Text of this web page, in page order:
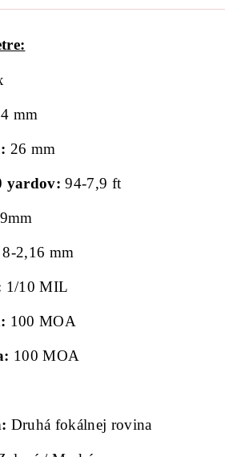
mm
26 mm
yardov: 94-7,9 ft
8-2,16 mm
1/10 MIL
100 MOA
100 MOA
Druhá fokálnej rovina